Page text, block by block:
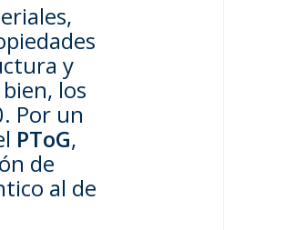
y
los
Por un
PToG,
de
al de